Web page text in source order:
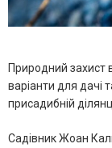
Природний захист
варіанти для дачі
присадибній
Садівник Жоан